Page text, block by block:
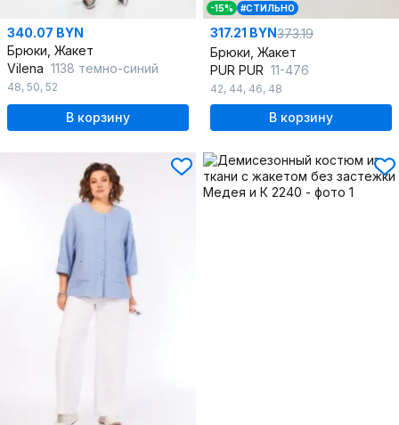
340.07 BYN
Брюки, Жакет
Vilena 1138 темно-синий
48, 50, 52
В корзину
-15% #СТИЛЬНО
317.21 BYN373.19
Брюки, Жакет
PUR PUR 11-476
42, 44, 46, 48
В корзину